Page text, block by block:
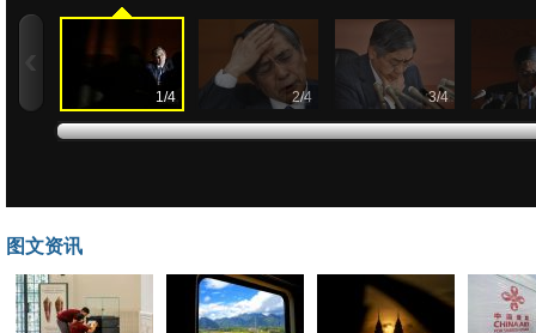
1/4 2/4 3/4
图文资讯